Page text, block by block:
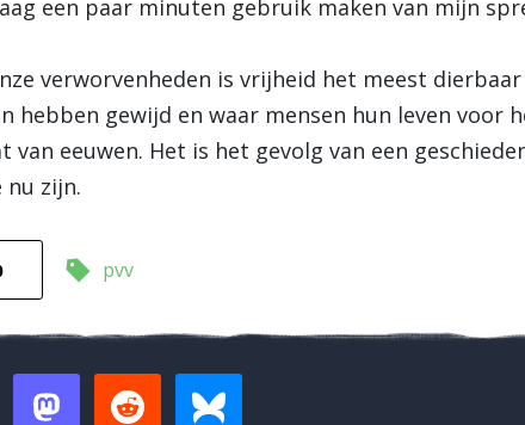
een paar minuten gebruik maken van mijn
verworvenheden is vrijheid het meest
hebben gewijd en waar mensen hun leven voor
van eeuwen. Het is het gevolg van een
nu zijn.
pvv